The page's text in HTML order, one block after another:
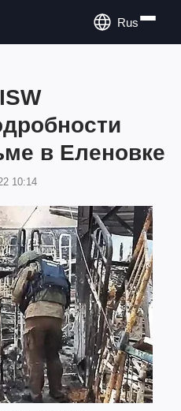
Rus
в Еленовке
10:14